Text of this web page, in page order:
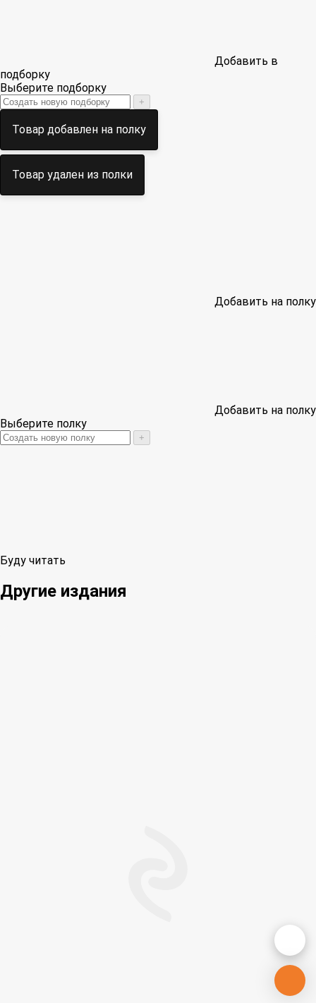
Добавить в
подборку
Выберите подборку
+
Товар добавлен на полку
Товар удален из полки
Добавить на полку
Добавить на полку
Выберите полку
+
Буду читать
Другие издания